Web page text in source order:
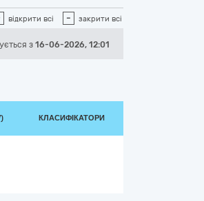
відкрити всі - закрити всі
з 16-06-2026, 12:01
КЛАСИФІКАТОРИ